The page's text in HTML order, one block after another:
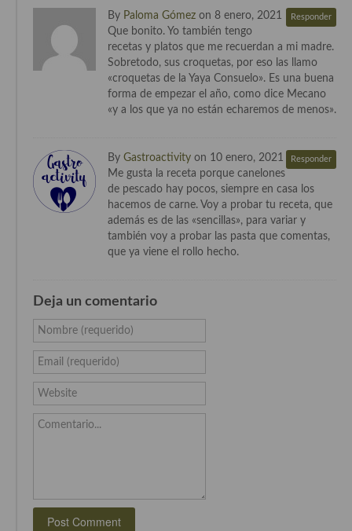
Cocina portuguesa
Cocina Rusa
By Paloma Gómez on 8 enero, 2021 Responder
Que bonito. Yo también tengo
recetas y platos que me recuerdan a mi madre.
Sobretodo, sus croquetas, por eso las llamo
«croquetas de la Yaya Consuelo». Es una buena
forma de empezar el año, como dice Mecano
«y a los que ya no están echaremos de menos».
By Gastroactivity on 10 enero, 2021 Responder
Me gusta la receta porque canelones
de pescado hay pocos, siempre en casa los
hacemos de carne. Voy a probar tu receta, que
además es de las «sencillas», para variar y
también voy a probar las pasta que comentas,
que ya viene el rollo hecho.
Deja un comentario
Nombre (requerido)
Email (requerido)
Website
Comentario...